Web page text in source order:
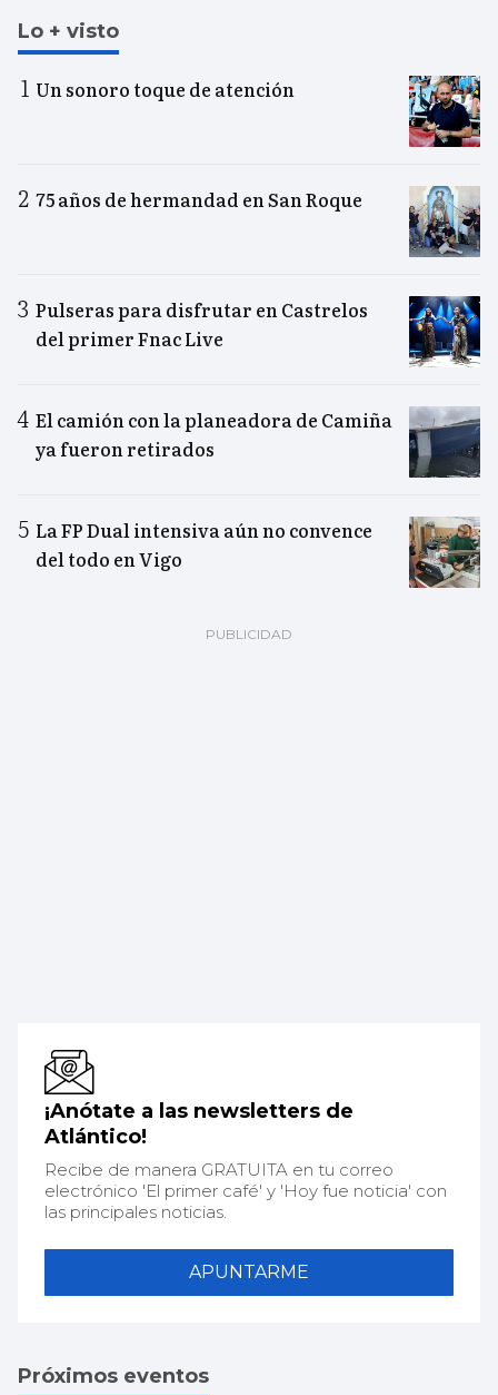
Lo + visto
Un sonoro toque de atención
75 años de hermandad en San Roque
Pulseras para disfrutar en Castrelos
del primer Fnac Live
El camión con la planeadora de Camiña
ya fueron retirados
La FP Dual intensiva aún no convence
del todo en Vigo
¡Anótate a las newsletters de
Atlántico!
Recibe de manera GRATUITA en tu correo
electrónico 'El primer café' y 'Hoy fue noticia' con
las principales noticias.
APUNTARME
Próximos eventos